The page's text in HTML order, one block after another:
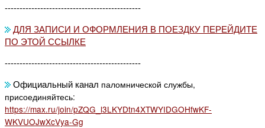
----------------------------------------------
ДЛЯ ЗАПИСИ И ОФОРМЛЕНИЯ В ПОЕЗДКУ ПЕРЕЙДИТЕ
ПО ЭТОЙ ССЫЛКЕ
----------------------------------------------
Официальный канал паломнической службы,
присоединяйтесь:
https://max.ru/join/pZQG_l3LKYDtn4XTWYIDGOHfwKF-
WKVUOJwXcVya-Gg